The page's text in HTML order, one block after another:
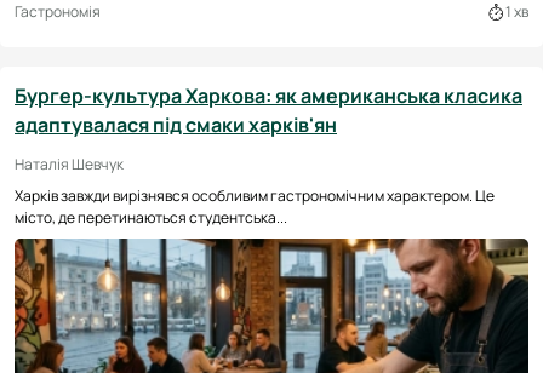
Гастрономія 1 хв
Бургер-культура Харкова: як американська класика
адаптувалася під смаки харків'ян
Наталія Шевчук
Харків завжди вирізнявся особливим гастрономічним характером. Це
місто, де перетинаються студентська...